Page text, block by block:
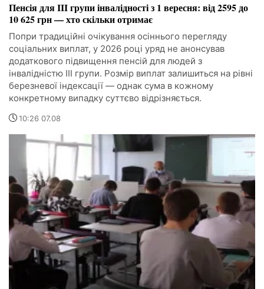
Пенсія для III групи інвалідності з 1 вересня: від 2595 до
10 625 грн — хто скільки отримає
Попри традиційні очікування осіннього перегляду
соціальних виплат, у 2026 році уряд не анонсував
додаткового підвищення пенсій для людей з
інвалідністю III групи. Розмір виплат залишиться на рівні
березневої індексації — однак сума в кожному
конкретному випадку суттєво відрізняється.
10:26 07.08